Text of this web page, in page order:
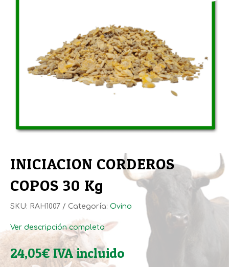
INICIACION CORDEROS
COPOS 30 Kg
SKU: RAH1007 Categoría: Ovino
Ver descripción completa
24,05€ IVA incluido